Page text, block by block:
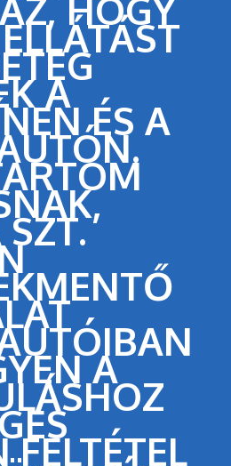
HOGY
A
ÉS A
SZT.
A